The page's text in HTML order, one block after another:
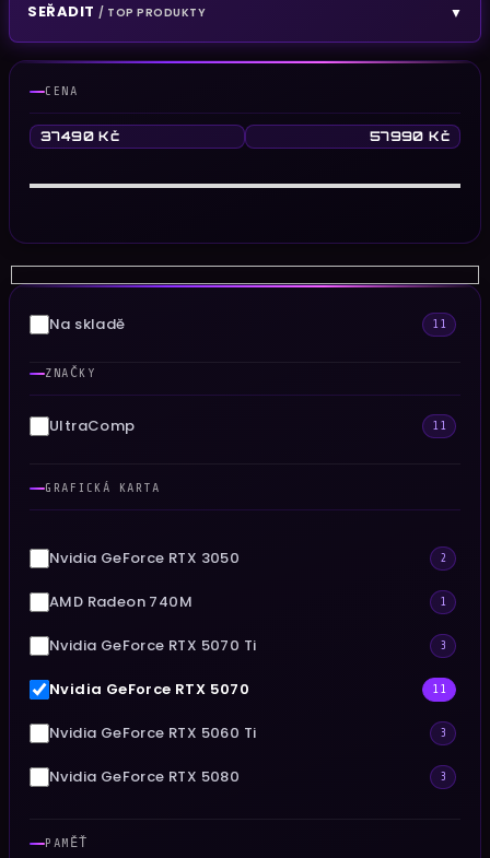
Každou sestavu skládají hráči, kteří ví, co je dobrý
SEŘADIT / TOP PRODUKTY ▼
CENA
37490 Kč 57990 Kč
Na skladě 11
ZNAČKY
UltraComp 11
GRAFICKÁ KARTA
Nvidia GeForce RTX 3050 2
AMD Radeon 740M 1
Nvidia GeForce RTX 5070 Ti 3
Nvidia GeForce RTX 5070 11
Nvidia GeForce RTX 5060 Ti 3
Nvidia GeForce RTX 5080 3
PAMĚŤ